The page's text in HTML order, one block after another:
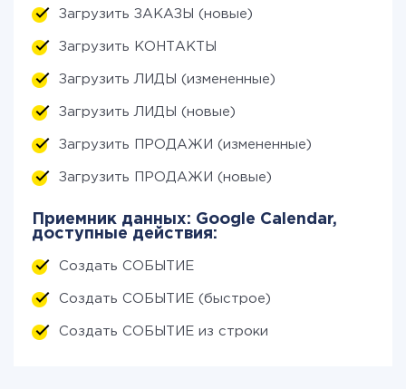
Загрузить ЗАКАЗЫ (новые)
Загрузить КОНТАКТЫ
Загрузить ЛИДЫ (измененные)
Загрузить ЛИДЫ (новые)
Загрузить ПРОДАЖИ (измененные)
Загрузить ПРОДАЖИ (новые)
Приемник данных: Google Calendar,
доступные действия:
Создать СОБЫТИЕ
Создать СОБЫТИЕ (быстрое)
Создать СОБЫТИЕ из строки